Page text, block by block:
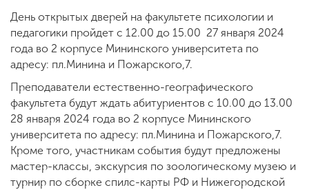
День открытых дверей на факультете психологии и
педагогики пройдет с 12.00 до 15.00 27 января 2024
года во 2 корпусе Мининского университета по
адресу: пл.Минина и Пожарского,7.
Преподаватели естественно-географического
факультета будут ждать абитуриентов с 10.00 до 13.00
28 января 2024 года во 2 корпусе Мининского
университета по адресу: пл.Минина и Пожарского,7.
Кроме того, участникам события будут предложены
мастер-классы, экскурсия по зоологическому музею и
турнир по сборке спилс-карты РФ и Нижегородской